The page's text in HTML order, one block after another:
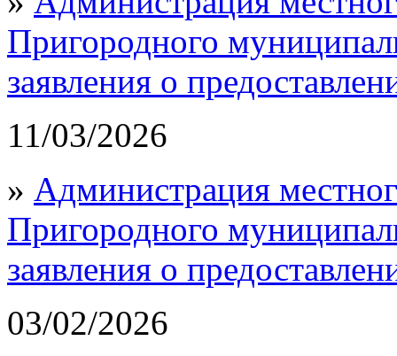
Пригородного
заявления о
11/03/2026
» Администрация
Пригородного
заявления о
03/02/2026